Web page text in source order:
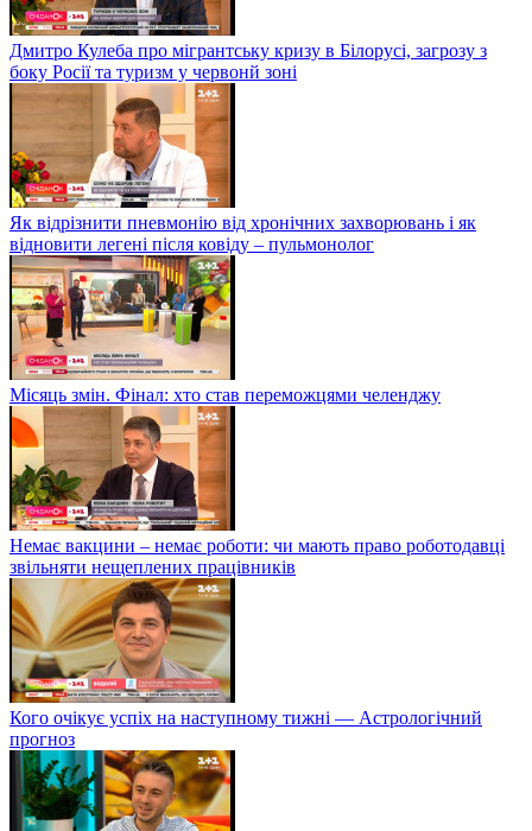
Дмитро Кулеба про мігрантську кризу в Білорусі, загрозу з
боку Росії та туризм у червонй зоні
Як відрізнити пневмонію від хронічних захворювань і як
відновити легені після ковіду – пульмонолог
Місяць змін. Фінал: хто став переможцями челенджу
Немає вакцини – немає роботи: чи мають право роботодавці
звільняти нещеплених працівників
Кого очікує успіх на наступному тижні — Астрологічний
прогноз